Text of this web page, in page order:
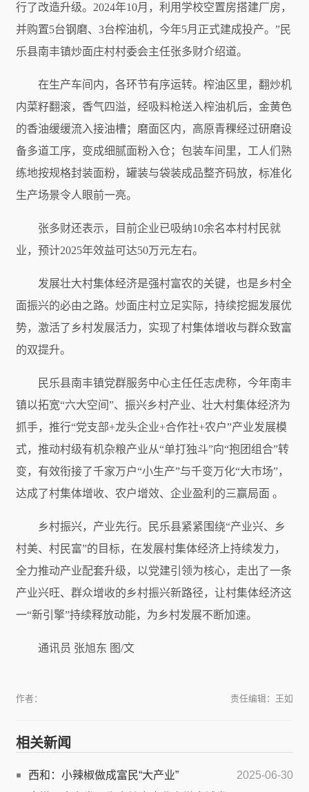
行了改造升级。2024年10月，利用学校空置房搭建厂房，
并购置5台钢磨、3台榨油机，今年5月正式建成投产。”民
乐县南丰镇炒面庄村村委会主任张多财介绍道。
在生产车间内，各环节有序运转。榨油区里，翻炒机
内菜籽翻滚，香气四溢，经吸料枪送入榨油机后，金黄色
的香油缓缓流入接油槽；磨面区内，高原青稞经过研磨设
备多道工序，变成细腻面粉入仓；包装车间里，工人们熟
练地按规格封装面粉，罐装与袋装成品整齐码放，标准化
生产场景令人眼前一亮。
张多财还表示，目前企业已吸纳10余名本村村民就
业，预计2025年效益可达50万元左右。
发展壮大村集体经济是强村富农的关键，也是乡村全
面振兴的必由之路。炒面庄村立足实际，持续挖掘发展优
势，激活了乡村发展活力，实现了村集体增收与群众致富
的双提升。
民乐县南丰镇党群服务中心主任任志虎称，今年南丰
镇以拓宽“六大空间”、振兴乡村产业、壮大村集体经济为
抓手，推行“党支部+龙头企业+合作社+农户”产业发展模
式，推动村级有机杂粮产业从“单打独斗”向“抱团组合”转
变，有效衔接了千家万户“小生产”与千变万化“大市场”，
达成了村集体增收、农户增效、企业盈利的三赢局面 。
乡村振兴，产业先行。民乐县紧紧围绕“产业兴、乡
村美、村民富”的目标，在发展村集体经济上持续发力，
全力推动产业配套升级，以党建引领为核心，走出了一条
产业兴旺、群众增收的乡村振兴新路径，让村集体经济这
一“新引擎”持续释放动能，为乡村发展不断加速。
通讯员 张旭东 图/文
责任编辑：王如
作者：
相关新闻
2025-06-30
西和：小辣椒做成富民“大产业”